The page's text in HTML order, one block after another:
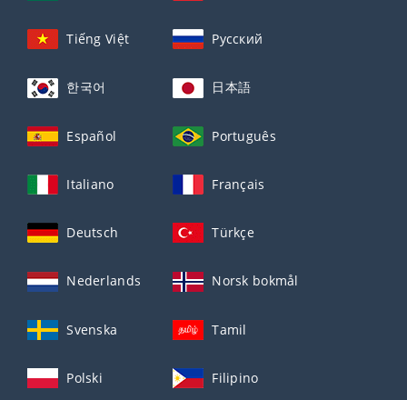
Tiếng Việt Русский
한국어 日本語
Español Português
Italiano Français
Deutsch Türkçe
Nederlands Norsk bokmål
Svenska Tamil
Polski Filipino